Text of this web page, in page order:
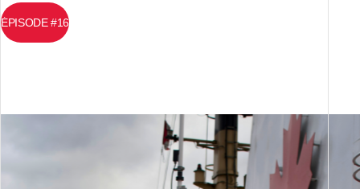
ÉPISODE #16